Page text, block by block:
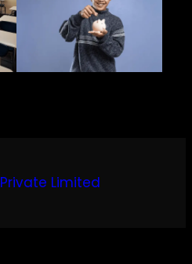
Limited